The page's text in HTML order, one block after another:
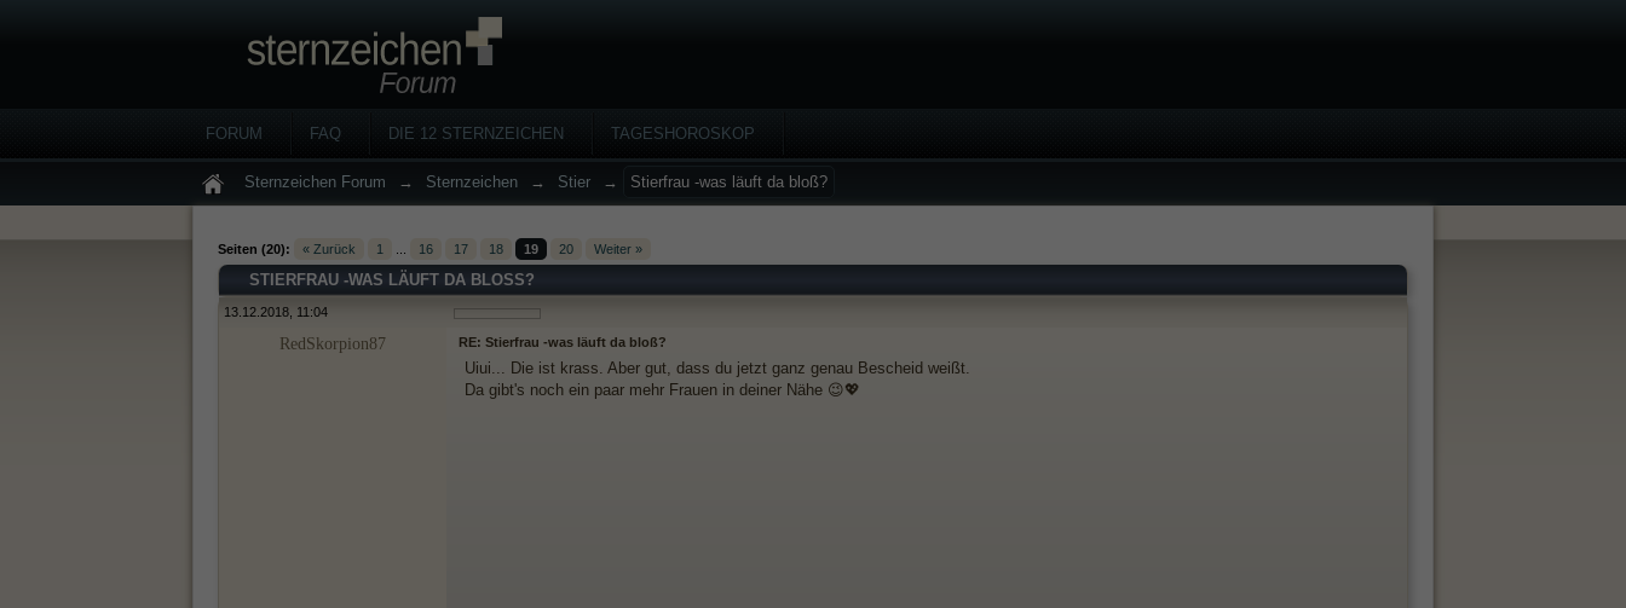
FORUM FAQ DIE 12 STERNZEICHEN TAGESHOROSKOP
Sternzeichen Forum → Sternzeichen → Stier → Stierfrau -was läuft da bloß?
Seiten (20): « Zurück 1 16 17 18 19 20 Weiter »
STIERFRAU -WAS LÄUFT DA BLOSS?
13.12.2018, 11:04
RedSkorpion87 RE: Stierfrau -was läuft da bloß?
Uiui... Die ist krass. Aber gut, dass du jetzt ganz genau Bescheid weißt.
Da gibt's noch ein paar mehr Frauen in deiner Nähe 😉💖